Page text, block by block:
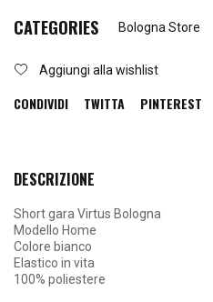
CATEGORIES Bologna Store
Aggiungi alla wishlist
CONDIVIDI TWITTA PINTEREST
DESCRIZIONE
Short gara Virtus Bologna
Modello Home
Colore bianco
Elastico in vita
100% poliestere